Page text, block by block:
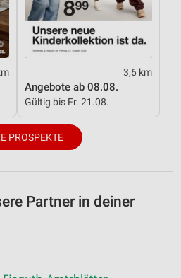
3,6 km
Angebote ab 08.08.
Gültig bis Fr. 21.08.
PROSPEKTE
Partner in deiner